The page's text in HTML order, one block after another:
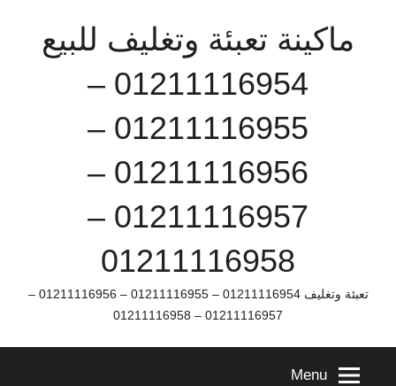
ماكينة تعبئة وتغليف للبيع
01211116954 –
01211116955 –
01211116956 –
01211116957 –
01211116958
تعبئة وتغليف 01211116954 – 01211116955 – 01211116956 –
01211116957 – 01211116958
Menu